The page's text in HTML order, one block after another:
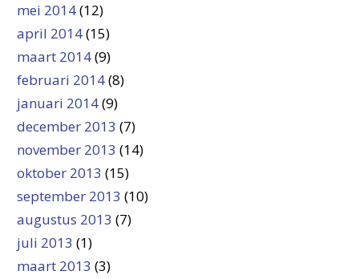
mei 2014(12)
april 2014(15)
maart 2014(9)
februari 2014(8)
januari 2014(9)
december 2013 (7)
november 2013 (14)
oktober 2013 (15)
september 2013 (10)
augustus 2013 (7)
juli 2013 (1)
maart 2013 (3)